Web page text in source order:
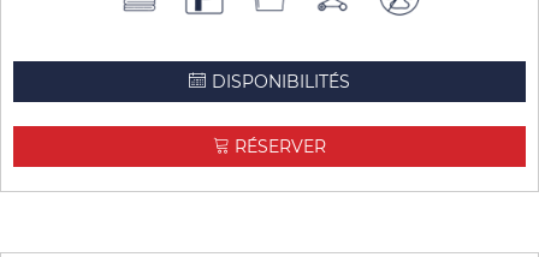
DISPONIBILITÉS
RÉSERVER